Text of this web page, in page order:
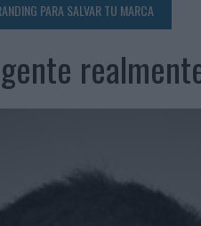
EL PARAÍSO CANARIO EN SU ÚLTIMA
“LA CONSTRUCCIÓN DE MARCA A
DE DENTSU CREATIVE PARA ORANGE
CADA BOTELLA EN UNA OPORTUNIDAD DE
PARA SALVAR TU MARCA